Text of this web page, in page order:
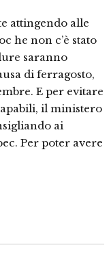
attingendo alle
he non c’è stato
saranno
di ferragosto,
E per evitare
il ministero
ai
Per poter avere